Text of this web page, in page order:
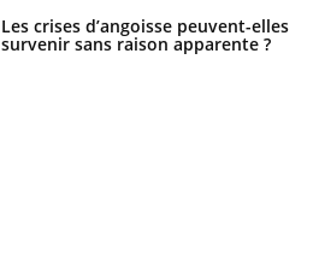
Les crises d’angoisse peuvent-elles
survenir sans raison apparente ?